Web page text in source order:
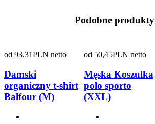
Podobne produkty
od 93,31PLN netto
Damski
organiczny t-shirt
Balfour (M)
od 50,45PLN netto
Męska Koszulka
polo sporto
(XXL)